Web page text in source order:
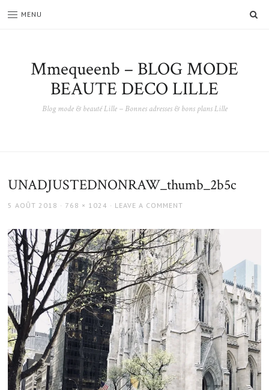
MENU
Mmequeenb – BLOG MODE
BEAUTE DECO LILLE
Blog mode & beauté Lille – Bonnes adresses & bons plans Lille
UNADJUSTEDNONRAW_thumb_2b5c
POSTED
5 AOÛT 2018
FULL
768 × 1024 LEAVE A COMMENT